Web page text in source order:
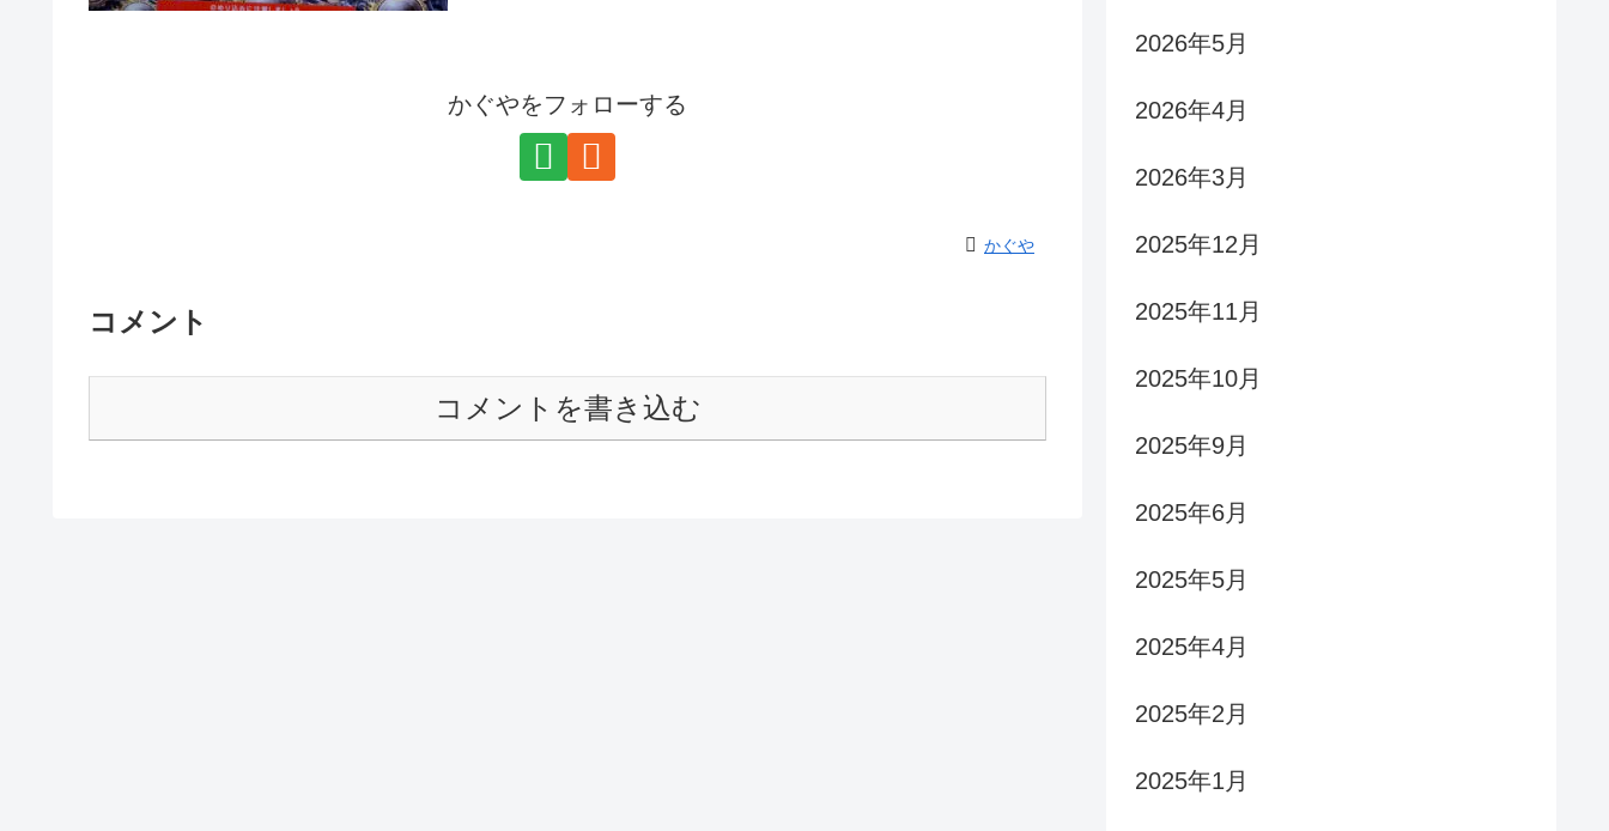
かぐやをフォローする
かぐや
コメント
コメントを書き込む
2026年5月
2026年4月
2026年3月
2025年12月
2025年11月
2025年10月
2025年9月
2025年6月
2025年5月
2025年4月
2025年2月
2025年1月